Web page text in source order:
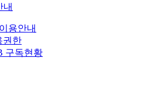
내
용안내
권한
구독현황